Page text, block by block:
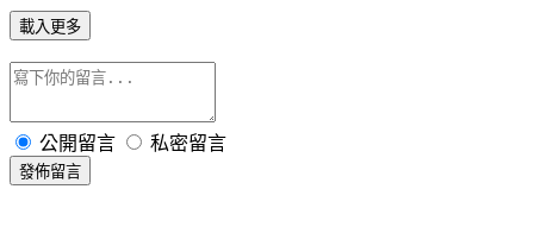
載入更多
公開留言 私密留言
發佈留言